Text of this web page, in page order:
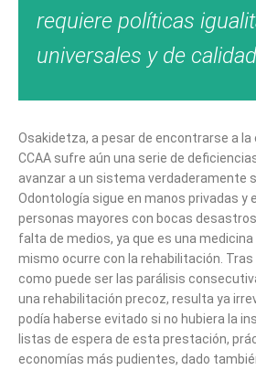
requiere políticas
universales y de
Osakidetza, a pesar de encontrarse a la
CCAA sufre aún una serie de
avanzar a un sistema verdaderamente
Odontología sigue en manos privadas y
personas mayores con bocas
falta de medios, ya que es una
mismo ocurre con la rehabilitación.
como puede ser las parálisis
una rehabilitación precoz, resulta ya
podía haberse evitado si no hubiera la
listas de espera de esta prestación,
economías más pudientes, dado